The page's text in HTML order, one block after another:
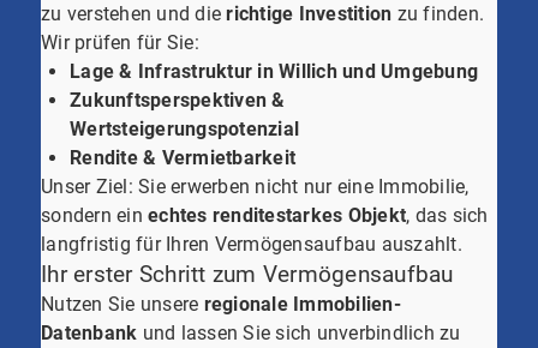
zu verstehen und dierichtige Investition zu finden.
Wir prüfen für Sie:
Lage & Infrastruktur in Willich und Umgebung
Zukunftsperspektiven &
Wertsteigerungspotenzial
Rendite & Vermietbarkeit
Unser Ziel: Sie erwerben nicht nur eine Immobilie,
sondern einechtes renditestarkes Objekt, das sich
langfristig für Ihren Vermögensaufbau auszahlt.
Ihr erster Schritt zum Vermögensaufbau
Nutzen Sie unsere regionale Immobilien-
Datenbank und lassen Sie sich unverbindlich zu